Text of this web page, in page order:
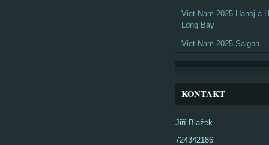
Viet Nam 2025 Hanoj a
Long Bay
Viet Nam 2025 Saigon
KONTAKT
Jiří Blažek
724342186